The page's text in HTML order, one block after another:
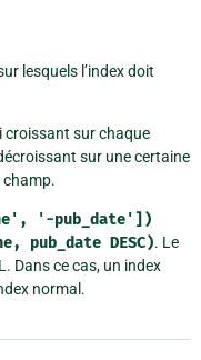
lesquels l’index doit
croissant sur chaque
sur une certaine
champ.
'-pub_date'])
pub_date DESC). Le
Dans ce cas, un index
normal.